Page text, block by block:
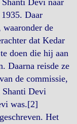
Devi naar
Daar
de
dat Kedar
doen die hij aan
Daarna reisde ze
de commissie,
Shanti Devi
was.[2]
Het